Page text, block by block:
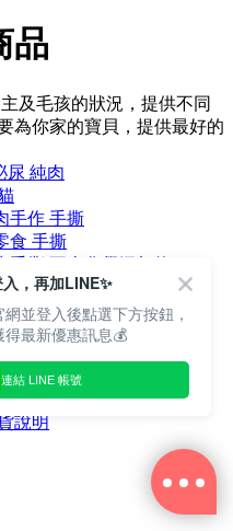
品
及毛孩的狀況，提供不同
為你家的寶貝，提供最好的
尿 純肉
手作 手撕
食 手撕
說明
入，再加LINE✨
並登入後點選下方按鈕，
得最新優惠訊息💰
連結 LINE 帳號